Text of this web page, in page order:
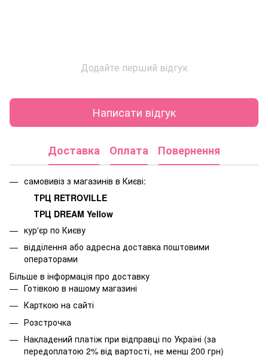
Додайте перший відгук
Написати відгук
Доставка Оплата Повернення
самовивіз з магазинів в Києві:
ТРЦ RETROVILLE
ТРЦ DREAM Yellow
кур'єр по Києву
відділення або адресна доставка поштовими
операторами
Більше в інформація про доставку
Готівкою в нашому магазині
Карткою на сайті
Розстрочка
Накладений платіж при відправці по Україні (за
передоплатою 2% від вартості, не менш 200 грн)